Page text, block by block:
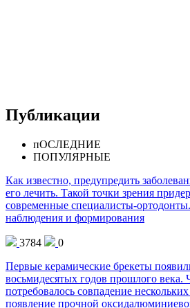
Публикации
пОСЛЕДНИЕ
ПОПУЛЯРНЫЕ
Как известно, предупредить
его лечить. Такой точки зрения
современные специалисты-
наблюдения и формирования
3784
0
Первые керамические брекеты
восьмидесятых годов прошлого века.
потребовалось совпадение
появление прочной